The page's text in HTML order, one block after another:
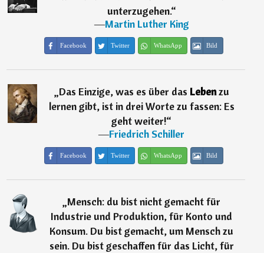
unterzugehen.“
―Martin Luther King
Facebook Twitter WhatsApp Bild
„Das Einzige, was es über das Lebenzu
lernen gibt, ist in drei Worte zu fassen: Es
geht weiter!“
―Friedrich Schiller
Facebook Twitter WhatsApp Bild
„Mensch: du bist nicht gemacht für
Industrie und Produktion, für Konto und
Konsum. Du bist gemacht, um Mensch zu
sein. Du bist geschaffen für das Licht, für